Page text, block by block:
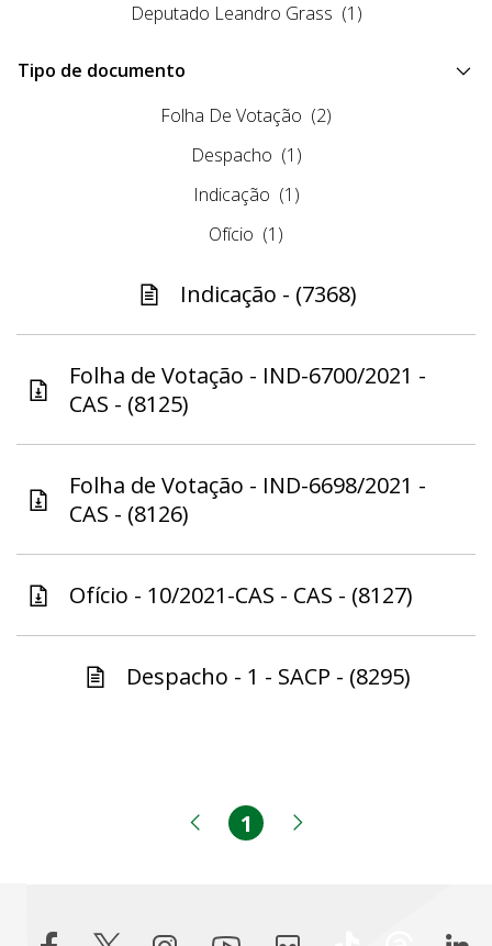
Deputado Leandro Grass (1)
Tipo de documento
Folha De Votação (2)
Despacho (1)
Indicação (1)
Ofício (1)
Indicação - (7368)
Folha de Votação - IND-6700/2021 -
CAS - (8125)
Folha de Votação - IND-6698/2021 -
CAS - (8126)
Ofício - 10/2021-CAS - CAS - (8127)
Despacho - 1 - SACP - (8295)
Página anterior
Página
1